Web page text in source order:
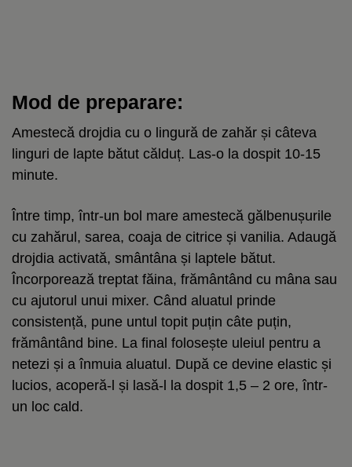
Mod de preparare:
Amestecă drojdia cu o lingură de zahăr și câteva
linguri de lapte bătut călduț. Las-o la dospit 10-15
minute.
Între timp, într-un bol mare amestecă gălbenușurile
cu zahărul, sarea, coaja de citrice și vanilia. Adaugă
drojdia activată, smântâna și laptele bătut.
Încorporează treptat făina, frământând cu mâna sau
cu ajutorul unui mixer. Când aluatul prinde
consistență, pune untul topit puțin câte puțin,
frământând bine. La final folosește uleiul pentru a
netezi și a înmuia aluatul. După ce devine elastic și
lucios, acoperă-l și lasă-l la dospit 1,5 – 2 ore, într-
un loc cald.